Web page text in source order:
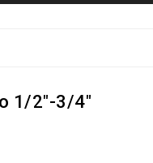
1/2"-3/4"